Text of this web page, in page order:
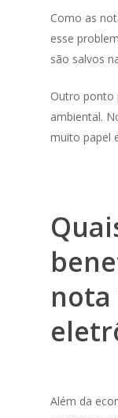
Como as
esse
são salvos
Outro ponto
ambiental.
muito papel
nota
Além da